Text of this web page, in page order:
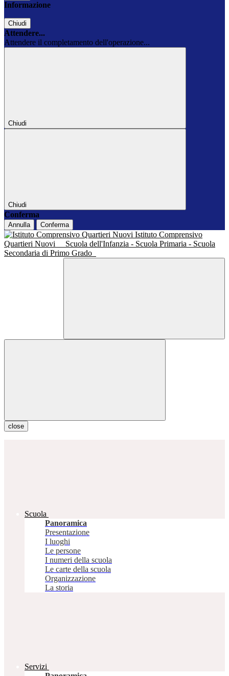
Informazione
Chiudi
Attendere...
Attendere il completamento dell'operazione...
Chiudi
Chiudi
Conferma
Annulla Conferma
Istituto Comprensivo
Quartieri Nuovi
Scuola dell'Infanzia - Scuola Primaria - Scuola
Secondaria di Primo Grado
close
Scuola
Panoramica
Presentazione
I luoghi
Le persone
I numeri della scuola
Le carte della scuola
Organizzazione
La storia
Servizi